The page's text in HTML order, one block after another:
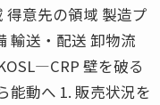
得意先の領域 製造プ
輸送・配送 卸物流
壁を破る
能動へ 1. 販売状況を